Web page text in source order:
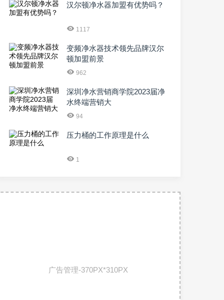
汉尔顿净水器加盟有优势吗？
1117
变频净水器技术领先品牌汉尔
顿加盟前景
962
深圳净水营销商学院2023届净
水终端营销大
94
压力桶的工作原理是什么
1
广告管理-370PX*310PX